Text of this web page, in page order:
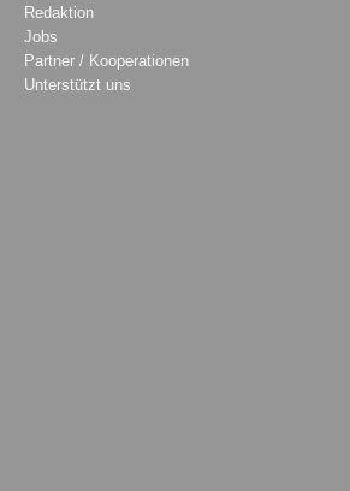
Redaktion
Jobs
Partner / Kooperationen
Unterstützt uns